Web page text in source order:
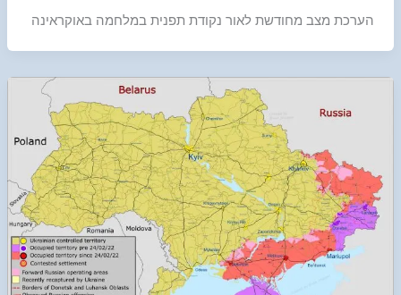
הערכת מצב מחודשת לאור נקודת תפנית במלחמה באוקראינה